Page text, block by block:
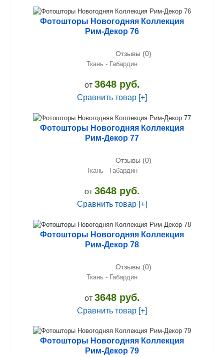
Фотошторы Новогодняя Коллекция
Рим-Декор 76
Отзывы (0)
Ткань - Габардин
от 3648 руб.
Сравнить товар [+]
Фотошторы Новогодняя Коллекция
Рим-Декор 77
Отзывы (0)
Ткань - Габардин
от 3648 руб.
Сравнить товар [+]
Фотошторы Новогодняя Коллекция
Рим-Декор 78
Отзывы (0)
Ткань - Габардин
от 3648 руб.
Сравнить товар [+]
Фотошторы Новогодняя Коллекция
Рим-Декор 79